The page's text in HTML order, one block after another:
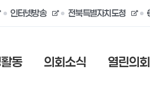
인터넷방송 전북특별자치도청
동 의회소식 열린의회